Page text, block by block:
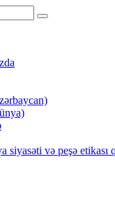
siyasəti və peşə etikası